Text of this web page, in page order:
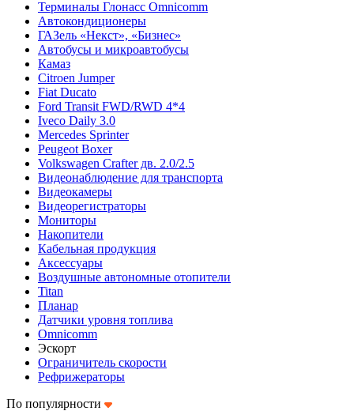
Терминалы Глонасс Omnicomm
Автокондиционеры
ГАЗель «Некст», «Бизнес»
Автобусы и микроавтобусы
Камаз
Citroen Jumper
Fiat Ducato
Ford Transit FWD/RWD 4*4
Iveco Daily 3.0
Mercedes Sprinter
Peugeot Boxer
Volkswagen Crafter дв. 2.0/2.5
Видеонаблюдение для транспорта
Видеокамеры
Видеорегистраторы
Мониторы
Накопители
Кабельная продукция
Аксессуары
Воздушные автономные отопители
Titan
Планар
Датчики уровня топлива
Omnicomm
Эскорт
Ограничитель скорости
Рефрижераторы
По популярности